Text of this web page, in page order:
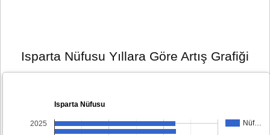
Isparta Nüfusu Yıllara Göre Artış Grafiği
Isparta Nüfusu
Nüf…
2025